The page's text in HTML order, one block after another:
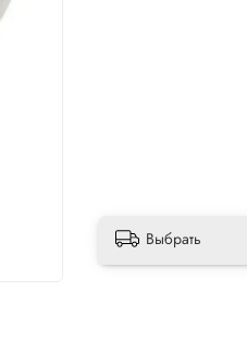
Выбрать